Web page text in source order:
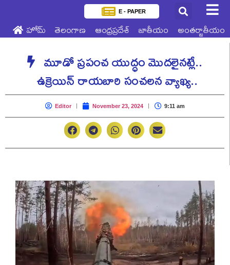
E - PAPER
హోమ్ తెలంగాణ ఆంధ్రప్రదేశ్ జాతీయం అంతర్జాతీయం
మూడో ప్రపంచ యుద్ధం మొదలైనట్లే..
ఉక్రెయిన్ రాయబారి సంచలన వ్యాఖ్య..
Editor November 23, 2024 9:11 am